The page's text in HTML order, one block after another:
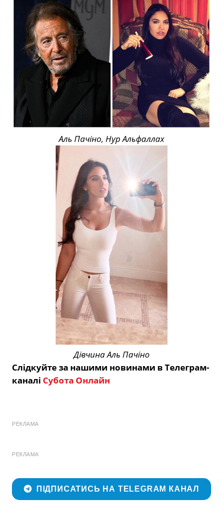
Аль Пачіно, Нур Альфаллах
Дівчина Аль Пачіно
Слідкуйте за нашими новинами в Телеграм-
каналі Субота Онлайн
РЕКЛАМА
РЕКЛАМА
ПІДПИСАТИСЬ НА TELEGRAM КАНАЛ